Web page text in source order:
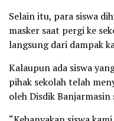
Selain itu, para siswa
masker saat pergi ke
langsung dari dampak
Kalaupun ada siswa
pihak sekolah telah
oleh Disdik Banjarmasin